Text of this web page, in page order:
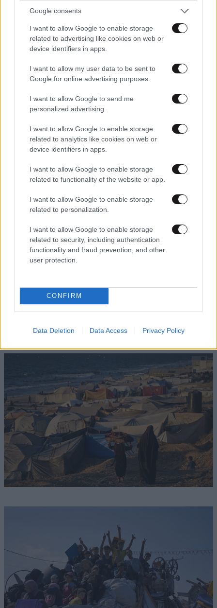
Google consents
I want to allow Google to enable storage
related to advertising like cookies on web or
device identifiers in apps.
I want to allow my user data to be sent to
Google for online advertising purposes.
I want to allow Google to send me
personalized advertising.
I want to allow Google to enable storage
related to analytics like cookies on web or
device identifiers in apps.
I want to allow Google to enable storage
related to functionality of the website or app.
I want to allow Google to enable storage
related to personalization.
I want to allow Google to enable storage
related to security, including authentication
functionality and fraud prevention, and other
user protection.
CONFIRM
Data Deletion Data Access Privacy Policy